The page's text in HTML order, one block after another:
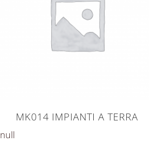
MK014 IMPIANTI A TERRA
null